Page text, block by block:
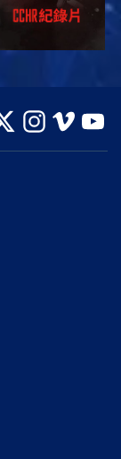
探索系列節目